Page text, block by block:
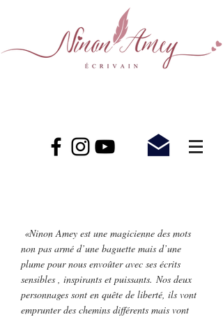
«Ninon Amey est une magicienne des mots
non pas armé d’une baguette mais d’une
plume pour nous envoûter avec ses écrits
sensibles , inspirants et puissants. Nos deux
personnages sont en quête de liberté, ils vont
emprunter des chemins différents mais vont